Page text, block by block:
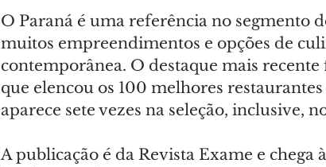
O Paraná é uma referência no segmento
muitos empreendimentos e opções de
contemporânea. O destaque mais
que elencou os 100 melhores
aparece sete vezes na seleção, inclusive,
A publicação é da Revista Exame e